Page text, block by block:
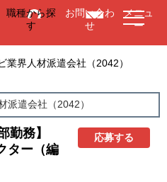
職種から探
す
お問い合わ
せ
メニュ
ー
業界人材派遣会社（2042）
派遣会社（2042）
応募する
勤務】
ター（編